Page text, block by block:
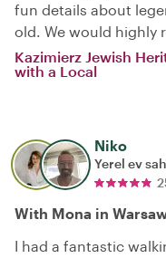
fun details about
old. We would highly
Kazimierz Jewish
with a Local
Niko
Yerel ev
With Mona in
I had a fantastic